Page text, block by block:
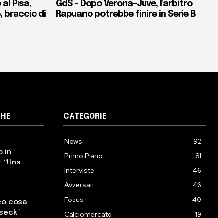
Pisa,
braccio di
GdS – Dopo Verona-Juve, l’arbitro
Rapuano potrebbe finire in Serie B
in
cosa
CATEGORIE
News
92
Primo Piano
81
Interviste
46
Avversari
46
Focus
40
Calciomercato
19